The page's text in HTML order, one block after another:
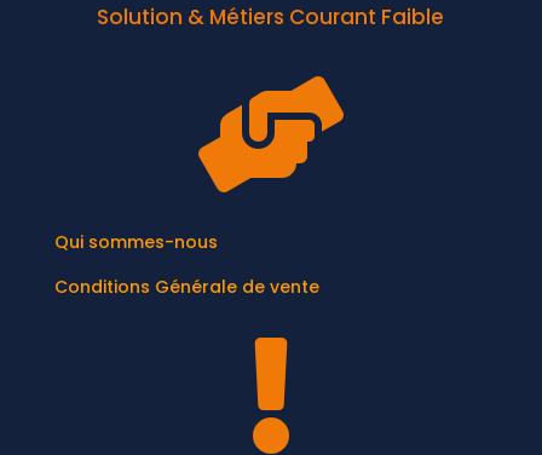
Solution & Métiers Courant Faible

Qui sommes-nous
Conditions Générale de vente
